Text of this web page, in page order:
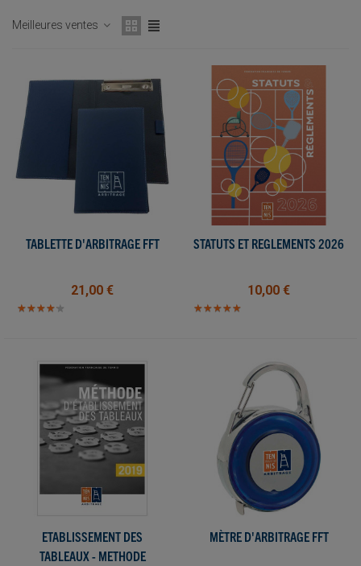
Meilleures ventes
TABLETTE D'ARBITRAGE FFT
21,00 €
★★★★★
★★★★★
STATUTS ET REGLEMENTS 2026
10,00 €
★★★★★
★★★★★
ETABLISSEMENT DES
TABLEAUX - METHODE
MÈTRE D'ARBITRAGE FFT